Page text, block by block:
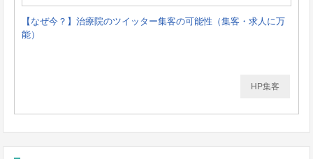
【なぜ今？】治療院のツイッター集客の可能性（集客・求人に万
能）
HP集客